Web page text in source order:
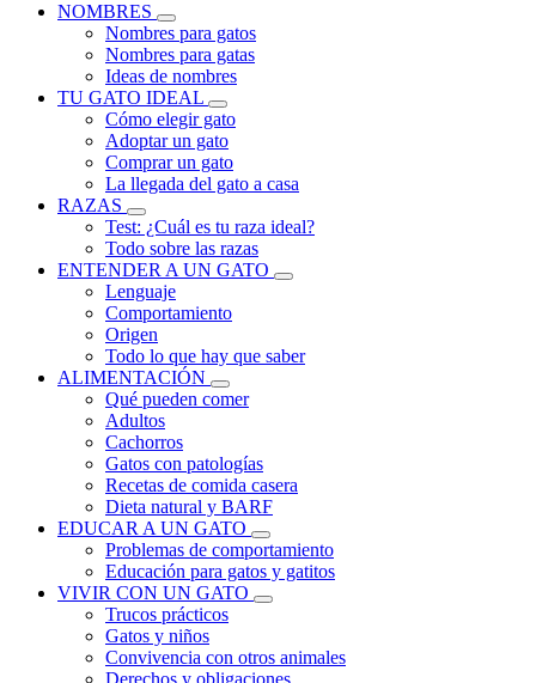
NOMBRES
Nombres para gatos
Nombres para gatas
Ideas de nombres
TU GATO IDEAL
Cómo elegir gato
Adoptar un gato
Comprar un gato
La llegada del gato a casa
RAZAS
Test: ¿Cuál es tu raza ideal?
Todo sobre las razas
ENTENDER A UN GATO
Lenguaje
Comportamiento
Origen
Todo lo que hay que saber
ALIMENTACIÓN
Qué pueden comer
Adultos
Cachorros
Gatos con patologías
Recetas de comida casera
Dieta natural y BARF
EDUCAR A UN GATO
Problemas de comportamiento
Educación para gatos y gatitos
VIVIR CON UN GATO
Trucos prácticos
Gatos y niños
Convivencia con otros animales
Derechos y obligaciones